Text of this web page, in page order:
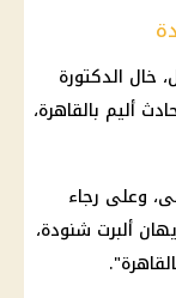
خال الدكتورة
أليم بالقاهرة،
وعلى رجاء
ألبرت شنودة،